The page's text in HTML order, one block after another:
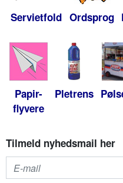
Servietfold Ordsprog
Papir-
flyvere
Pletrens
Tilmeld nyhedsmail her